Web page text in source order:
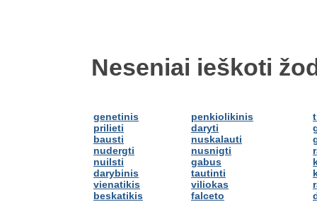
Neseniai ieškoti
genetinis
prilieti
bausti
nudergti
nuilsti
darybinis
vienatikis
beskatikis
penkiolikinis
daryti
nuskalauti
nusnigti
gabus
tautinti
viliokas
falceto